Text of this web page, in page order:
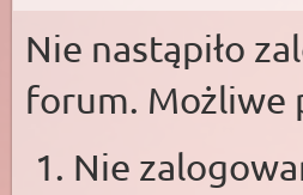
Nie nastąpiło
forum. Możliwe
Nie